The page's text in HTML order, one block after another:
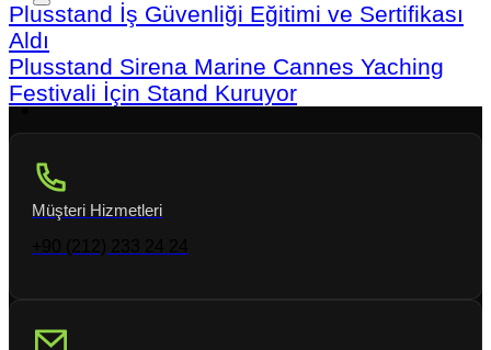
Plusstand İş Güvenliği Eğitimi ve Sertifikası
Aldı
Plusstand Sirena Marine Cannes Yaching
Festivali İçin Stand Kuruyor
Müşteri Hizmetleri